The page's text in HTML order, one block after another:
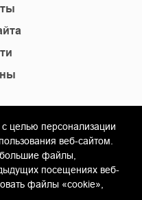
ООО «Гамма
целью персонализации
веб-сайтом.
файлы,
посещениях веб-
файлы «cookie»,